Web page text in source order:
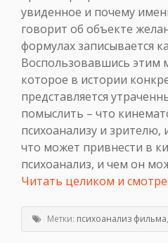
увиденное и почему
говорит об объекте
формулах записывается
Воспользовавшись этим
которое в истории
представляется
помыслить – что
психоанализу и зрителю,
что может привнести в
психоанализ, и чем он
Читать целиком и
Метки: психоанализ фильма,